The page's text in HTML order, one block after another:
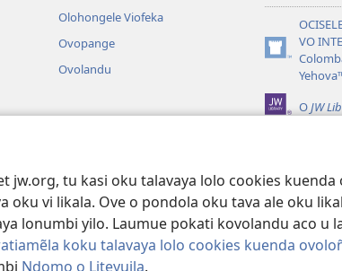
tu kasi oku talavaya lolo cookies
vi likala. Ove o pondola oku tava ale oku
lonumbi yilo. Laumue pokati kovolandu aco u
koku talavaya lolo cookies kuenda
Ndomo o Liteyuila.
Olohongele Viofeka
Ovopange
Ovolandu
onjanela
yokaliye)
VO
(yikula
onjanela
yokaliye)
O JW